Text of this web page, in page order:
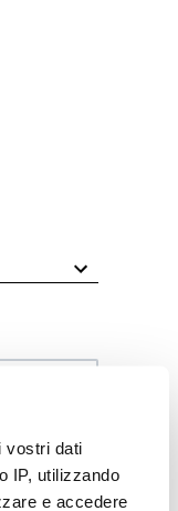
vostri dati
IP, utilizzando
e accedere